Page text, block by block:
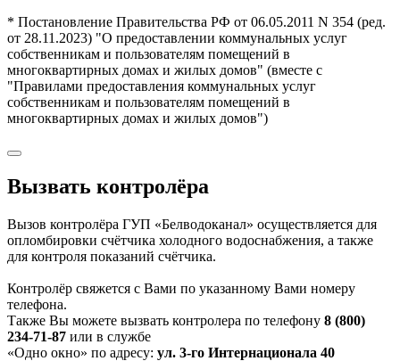
* Постановление Правительства РФ от 06.05.2011 N 354 (ред.
от 28.11.2023) "О предоставлении коммунальных услуг
собственникам и пользователям помещений в
многоквартирных домах и жилых домов" (вместе с
"Правилами предоставления коммунальных услуг
собственникам и пользователям помещений в
многоквартирных домах и жилых домов")
Вызвать контролёра
Вызов контролёра ГУП «Белводоканал» осуществляется для
опломбировки счётчика холодного водоснабжения, а также
для контроля показаний счётчика.
Контролёр свяжется с Вами по указанному Вами номеру
телефона.
Также Вы можете вызвать контролера по телефону 8 (800)
234-71-87 или в службе
«Одно окно» по адресу: ул. 3-го Интернационала 40